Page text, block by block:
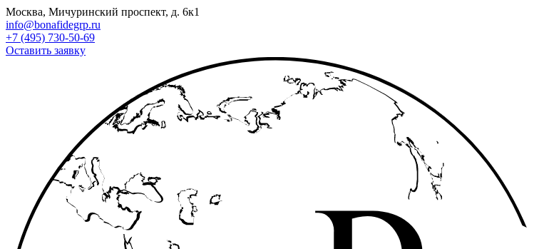
Москва, Мичуринский проспект, д. 6к1
info@bonafidegrp.ru
+7 (495) 730-50-69
Оставить заявку